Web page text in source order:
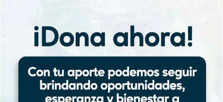
Categoría:
Destacado
corporac 3 de mayo de 2024